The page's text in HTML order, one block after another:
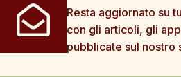
Resta aggiornato su
con gli articoli, gli
pubblicate sul nostro